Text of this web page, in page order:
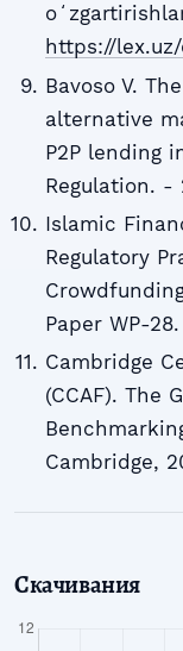
https://
Bavoso V.
alternative
P2P lending
Regulation. -
Islamic
Regulatory
Paper WP-
Cambridge
(CCAF). The
Cambridge,
Скачивания